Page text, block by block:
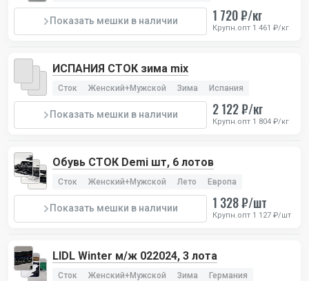
Показать мешки в наличии 1 720 ₽/кг
Крупн.опт 1 461 ₽/кг
ИСПАНИЯ СТОК зима mix
Сток Женский+Мужской Зима Испания
Показать мешки в наличии 2 122 ₽/кг
Крупн.опт 1 804 ₽/кг
Обувь СТОК Demi шт, 6 лотов
Сток Женский+Мужской Лето Европа
Показать мешки в наличии 1 328 ₽/шт
Крупн.опт 1 127 ₽/шт
LIDL Winter м/ж 022024, 3 лота
Сток Женский+Мужской Зима Германия